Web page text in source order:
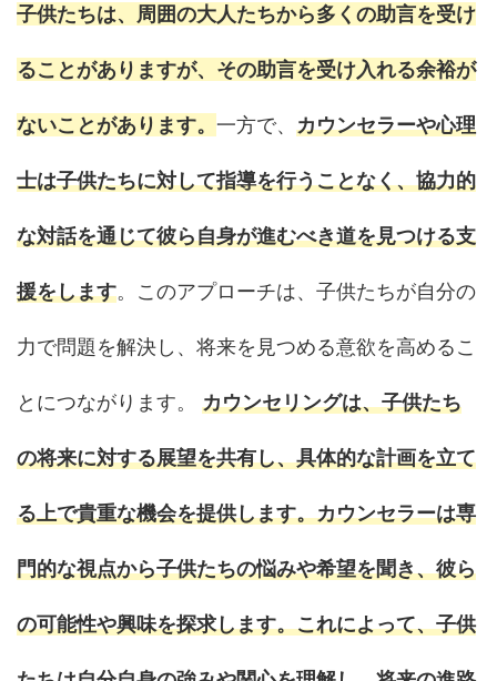
子供たちは、周囲の大人たちから多くの助言を受け
ることがありますが、その助言を受け入れる余裕が
ないことがあります。 一方で、 カウンセラーや心理
士は子供たちに対して指導を行うことなく、協力的
な対話を通じて彼ら自身が進むべき道を見つける支
援をします。このアプローチは、子供たちが自分の
力で問題を解決し、将来を見つめる意欲を高めるこ
とにつながります。 カウンセリングは、子供たち
の将来に対する展望を共有し、具体的な計画を立て
る上で貴重な機会を提供します。カウンセラーは専
門的な視点から子供たちの悩みや希望を聞き、彼ら
の可能性や興味を探求します。これによって、子供